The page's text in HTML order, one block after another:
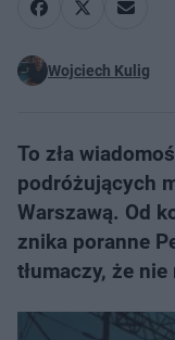
Wojciech Kulig
To zła
podróżujących
Warszawą. Od
znika poranne
tłumaczy, że